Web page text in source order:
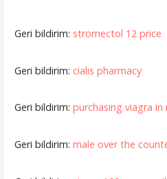
Geri bildirim: stromectol 12 price
Geri bildirim: cialis pharmacy
Geri bildirim: purchasing viagra in
Geri bildirim: male over the